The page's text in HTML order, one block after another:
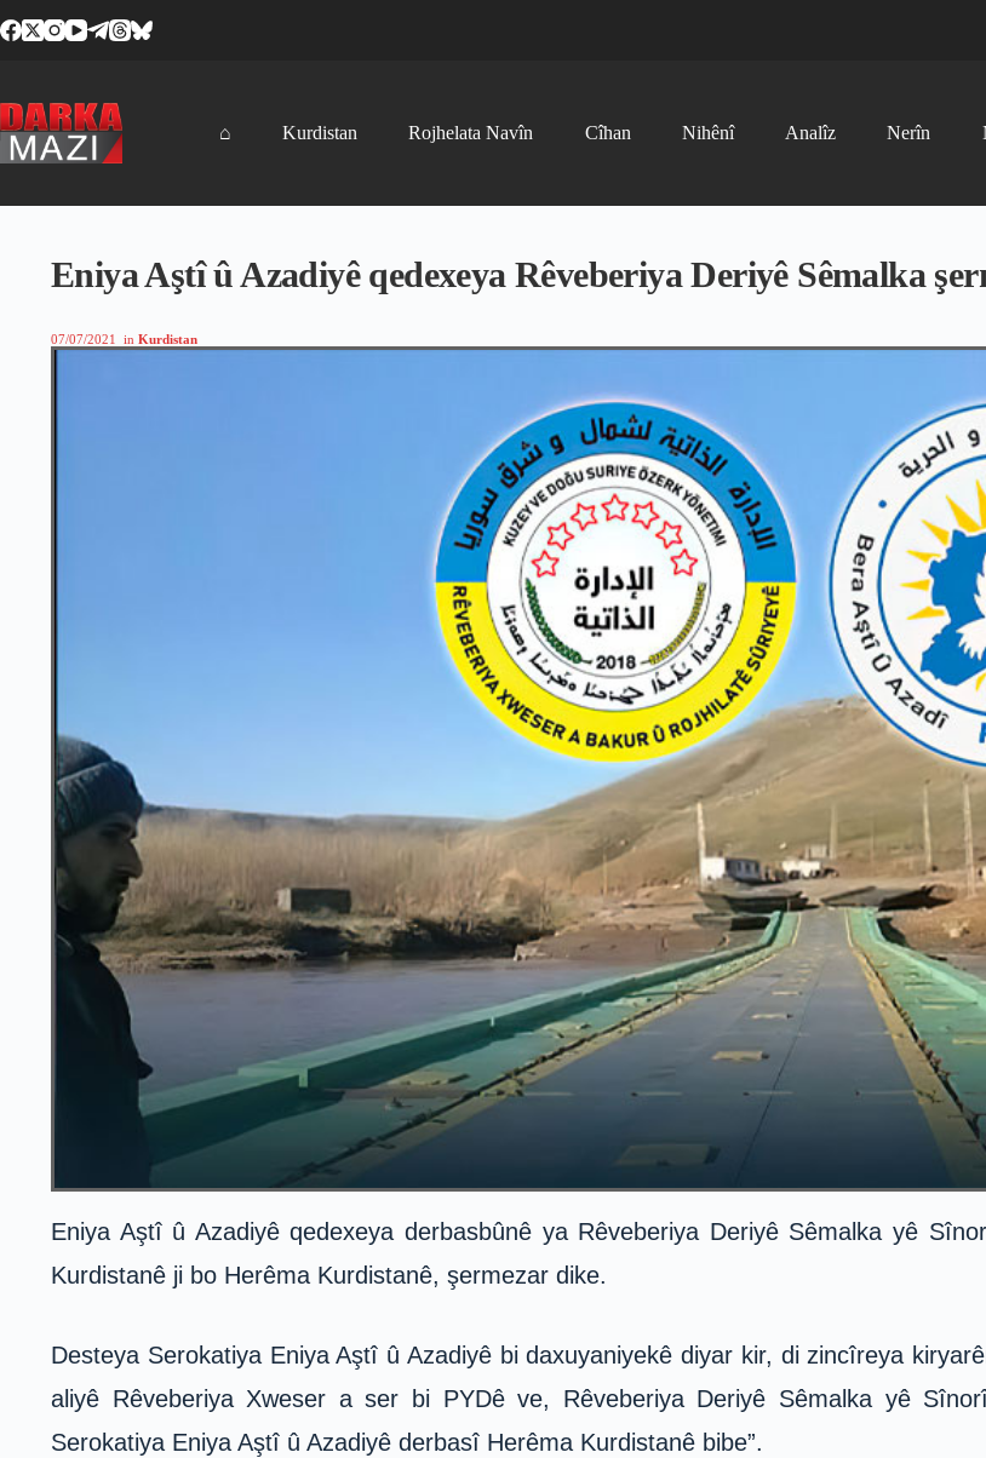
to
⌂ Kurdistan Rojhelata Navîn Cîhan Nihênî Analîz Nerîn
Eniya Aştî û Azadiyê qedexeya Rêveberiya Deriyê Sêmalka
07/07/2021 in Kurdistan
Eniya Aştî û Azadiyê qedexeya derbasbûnê ya Rêveberiya Deriyê Sêmalka yê
Kurdistanê ji bo Herêma Kurdistanê, şermezar dike.
Desteya Serokatiya Eniya Aştî û Azadiyê bi daxuyaniyekê diyar kir, di zincîreya
aliyê Rêveberiya Xweser a ser bi PYDê ve, Rêveberiya Deriyê Sêmalka yê
Serokatiya Eniya Aştî û Azadiyê derbasî Herêma Kurdistanê bibe”.